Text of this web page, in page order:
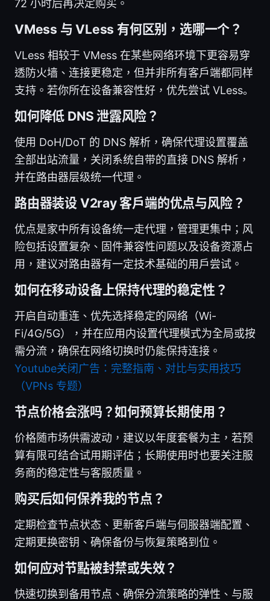
72 小时后再决定购买。
VMess 与 VLess 有何区别，选哪一个？
VLess 相较于 VMess 在某些网络环境下更容易穿
透防火墙、连接更稳定，但并非所有客户端都同样
支持。若你所在设备兼容性好，优先尝试 VLess。
如何降低 DNS 泄露风险？
使用 DoH/DoT 的 DNS 解析，确保代理设置覆盖
全部出站流量，关闭系统自带的直接 DNS 解析，
并在路由器层级统一代理。
路由器装设 V2ray 客户端的优点与风险？
优点是家中所有设备统一走代理，管理更集中；风
险包括设置复杂、固件兼容性问题以及设备资源占
用，建议对路由器有一定技术基础的用户尝试。
如何在移动设备上保持代理的稳定性？
开启自动重连、优先选择稳定的网络（Wi-
Fi/4G/5G），并在应用内设置代理模式为全局或按
需分流，确保在网络切换时仍能保持连接。
Youtube关闭广告：完整指南、对比与实用技巧
（VPNs 专题）
节点价格会涨吗？如何预算长期使用？
价格随市场供需波动，建议以年度套餐为主，若预
算有限可结合试用期评估；长期使用时也要关注服
务商的稳定性与客服质量。
购买后如何保养我的节点？
定期检查节点状态、更新客户端与伺服器端配置、
定期更换密钥、确保备份与恢复策略到位。
如何应对节點被封禁或失效？
快速切换到备用节点、确保分流策略的弹性、与服